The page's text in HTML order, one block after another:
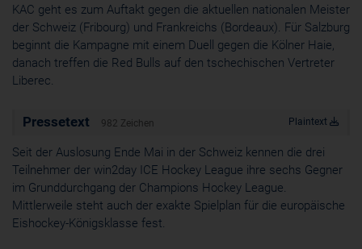
KAC geht es zum Auftakt gegen die aktuellen nationalen Meister
der Schweiz (Fribourg) und Frankreichs (Bordeaux). Für Salzburg
beginnt die Kampagne mit einem Duell gegen die Kölner Haie,
danach treffen die Red Bulls auf den tschechischen Vertreter
Liberec.
Pressetext 982 Zeichen Plaintext
Seit der Auslosung Ende Mai in der Schweiz kennen die drei
Teilnehmer der win2day ICE Hockey League ihre sechs Gegner
im Grunddurchgang der Champions Hockey League.
Mittlerweile steht auch der exakte Spielplan für die europäische
Eishockey-Königsklasse fest.
Cookie
ahoy_*
powrio.com
https://www.powr.io/privacy
_ga, _gid